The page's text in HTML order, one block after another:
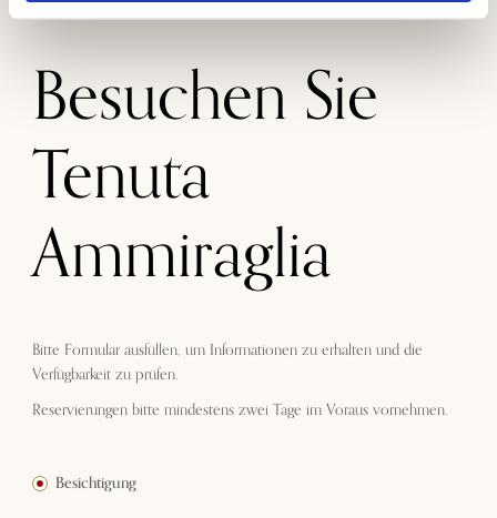
Besuchen Sie
Tenuta
Ammiraglia
Bitte Formular ausfüllen, um Informationen zu erhalten und die
Verfügbarkeit zu prüfen.
Reservierungen bitte mindestens zwei Tage im Voraus vornehmen.
Besichtigung